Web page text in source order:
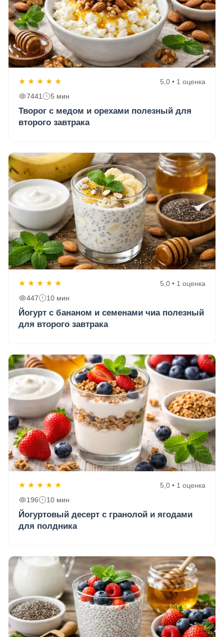
★ ★ ★ ★ ★
5,0 • 1 оценка
7441
5 мин
Творог с медом и орехами полезный для
второго завтрака
★ ★ ★ ★ ★
5,0 • 1 оценка
447
10 мин
Йогурт с бананом и семенами чиа полезный
для второго завтрака
★ ★ ★ ★ ★
5,0 • 1 оценка
196
10 мин
Йогуртовый десерт с гранолой и ягодами
для полдника